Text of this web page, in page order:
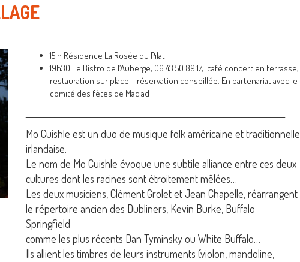
15 h Résidence La Rosée du Pilat
19h30 Le Bistro de l’Auberge, 06 43 50 89 17, café concert en terrasse,
restauration sur place – réservation conseillée. En partenariat avec le
comité des fêtes de Maclad
Mo Cuishle est un duo de musique folk américaine et traditionnelle
irlandaise.
Le nom de Mo Cuishle évoque une subtile alliance entre ces deux
cultures dont les racines sont étroitement mêlées…
Les deux musiciens, Clément Grolet et Jean Chapelle, réarrangent
le répertoire ancien des Dubliners, Kevin Burke, Buffalo
Springfield
comme les plus récents Dan Tyminsky ou White Buffalo…
Ils allient les timbres de leurs instruments (violon, mandoline,